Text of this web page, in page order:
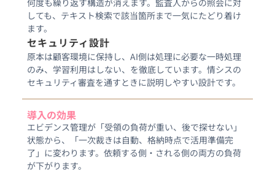
何度も繰り返す構造が消えます。監査人からの照会に対
しても、テキスト検索で該当箇所まで一気にたどり着け
ます。
セキュリティ設計
原本は顧客環境に保持し、AI側は処理に必要な一時処理
のみ、学習利用はしない、を徹底しています。情シスの
セキュリティ審査を通すときに説明しやすい設計です。
導入の効果
エビデンス管理が「受領の負荷が重い、後で探せない」
状態から、「一次裁きは自動、格納時点で活用準備完
了」に変わります。依頼する側・される側の両方の負荷
が下がります。